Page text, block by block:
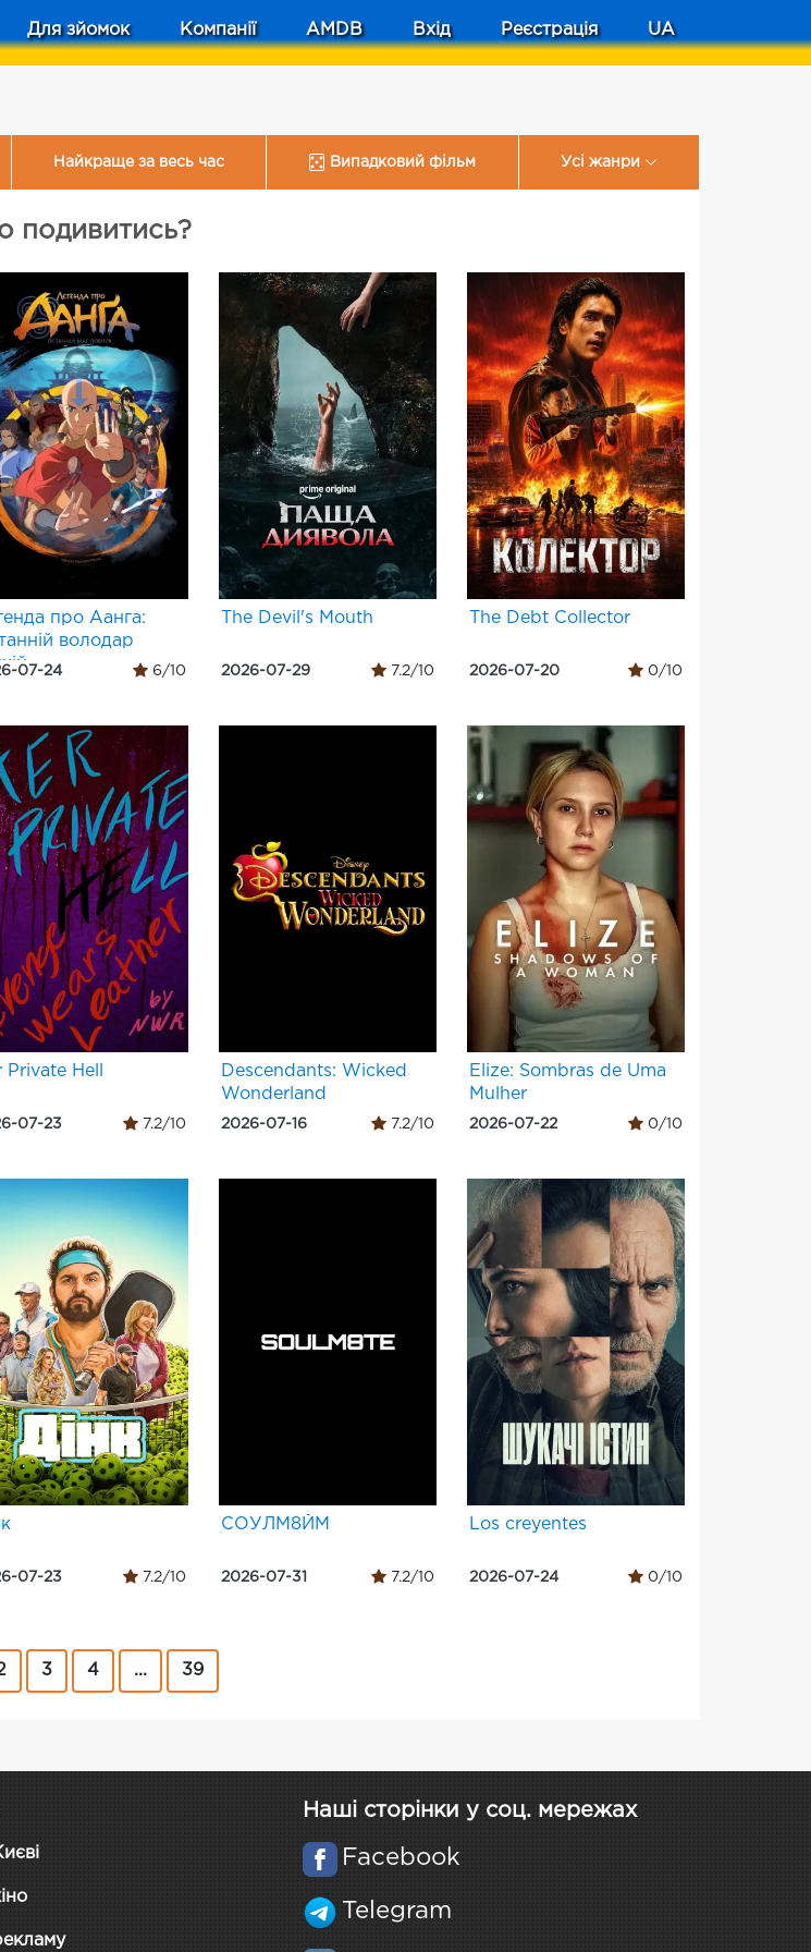
Для зйомок Компанії AMDB Вхід Реєстрація UA
Найкраще за весь час Випадковий фільм Усі жанри
подивитись?
про Аанга:
володар
07-24 6/10
The Devil's Mouth
2026-07-29 7.2/10
The Debt Collector
2026-07-20 0/10
Private Hell
07-23 7.2/10
Descendants: Wicked
Wonderland
2026-07-16 7.2/10
Elize: Sombras de Uma
Mulher
2026-07-22 0/10
07-23 7.2/10
СОУЛМ8ЙМ
2026-07-31 7.2/10
Los creyentes
2026-07-24 0/10
3 4 ... 39
Наші сторінки у соц. мережах
Facebook
Telegram